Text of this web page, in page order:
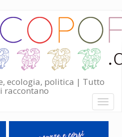
ecologia, politica | Tutto
raccontano
Toggle